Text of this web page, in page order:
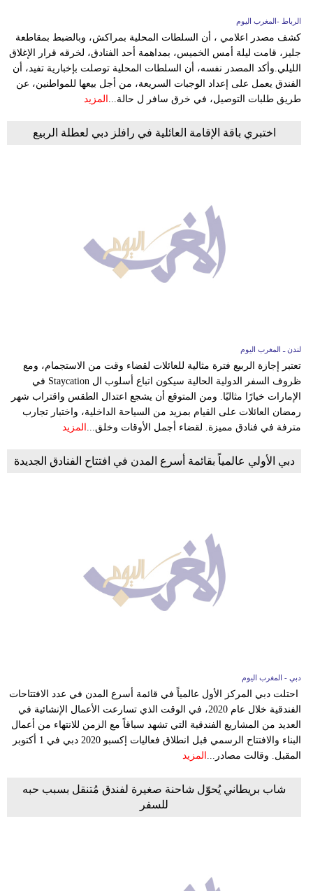
الرباط -المغرب اليوم
كشف مصدر اعلامي ، أن السلطات المحلية بمراكش، وبالضبط بمقاطعة
جليز، قامت ليلة أمس الخميس، بمداهمة أحد الفنادق، لخرقه قرار الإغلاق
الليلي.وأكد المصدر نفسه، أن السلطات المحلية توصلت بإخبارية تفيد، أن
الفندق يعمل على إعداد الوجبات السريعة، من أجل بيعها للمواطنين، عن
طريق طلبات التوصيل، في خرق سافر ل حالة...
المزيد
اختبري باقة الإقامة العائلية في رافلز دبي لعطلة الربيع
لندن ـ المغرب اليوم
تعتبر إجازة الربيع فترة مثالية للعائلات لقضاء وقت من الاستجمام، ومع
ظروف السفر الدولية الحالية سيكون اتباع أسلوب ال Staycation في
الإمارات خيارًا مثاليًا. ومن المتوقع أن يشجع اعتدال الطقس واقتراب شهر
رمضان العائلات على القيام بمزيد من السياحة الداخلية، واختبار تجارب
مترفة في فنادق مميزة. لقضاء أجمل الأوقات وخلق... المزيد
دبي الأولي عالمياً بقائمة أسرع المدن في افتتاح الفنادق الجديدة
دبي - المغرب اليوم
احتلت دبي المركز الأول عالمياً في قائمة أسرع المدن في عدد الافتتاحات
الفندقية خلال عام 2020، في الوقت الذي تسارعت الأعمال الإنشائية في
العديد من المشاريع الفندقية التي تشهد سباقاً مع الزمن للانتهاء من أعمال
البناء والافتتاح الرسمي قبل انطلاق فعاليات إكسبو 2020 دبي في 1 أكتوبر
المقبل. وقالت مصادر... المزيد
شاب بريطاني يُحوّل شاحنة صغيرة لفندق مُتنقل بسبب حبه
للسفر